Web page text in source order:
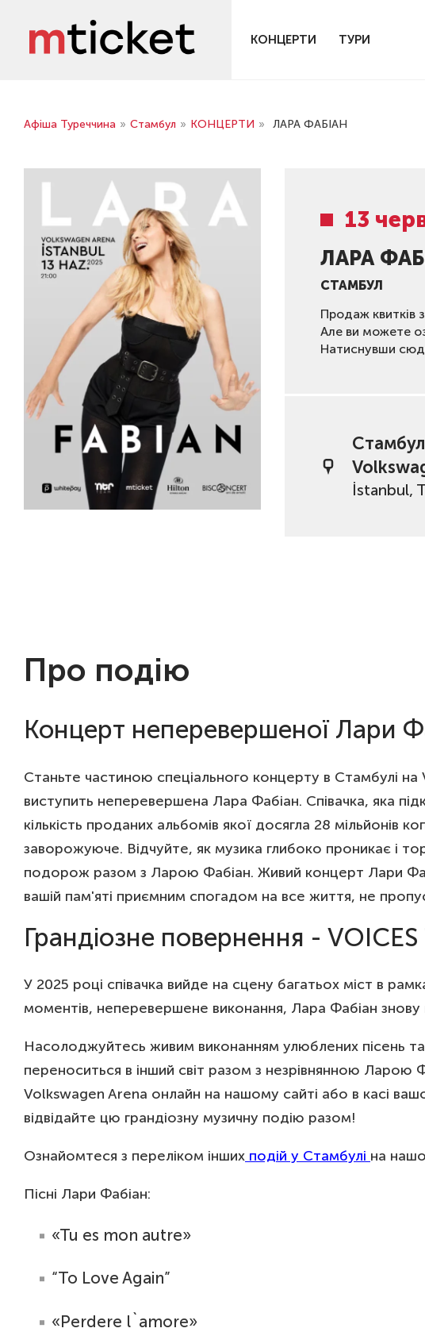
КОНЦЕРТИ ТУРИ
Афіша Туреччина » Стамбул » КОНЦЕРТИ » ЛАРА ФАБІАН
13
ЛАРА
СТАМБУЛ
Продаж квитків
Але ви можете
Натиснувши
Стамбул
İstanbul,
Про подію
Концерт неперевершеної Лари
Станьте частиною спеціального концерту в Стамбулі
виступить неперевершена Лара Фабіан. Співачка, яка
кількість проданих альбомів якої досягла 28 мільйонів
заворожуюче. Відчуйте, як музика глибоко проникає і
подорож разом з Ларою Фабіан. Живий концерт Лари
вашій пам'яті приємним спогадом на все життя, не
Грандіозне повернення -
У 2025 році співачка вийде на сцену багатьох міст в
моментів, неперевершене виконання, Лара Фабіан
Насолоджуйтесь живим виконанням улюблених пісень та
переноситься в інший світ разом з незрівнянною Ларою
Volkswagen Arena онлайн на нашому сайті або в касі
відвідайте цю грандіозну музичну подію разом!
Ознайомтеся з переліком інших подій у Стамбулі на
Пісні Лари Фабіан:
«Tu es mon autre»
“To Love Again”
«Perdere l`amore»